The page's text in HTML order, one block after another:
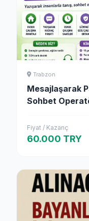
Trabzon
Mesajlaşarak
Sohbet
Fiyat / Kazanç
60.000 TRY